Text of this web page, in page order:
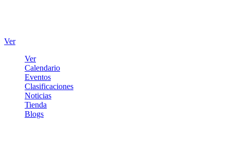
Ver
Ver
Calendario
Eventos
Clasificaciones
Noticias
Tienda
Blogs